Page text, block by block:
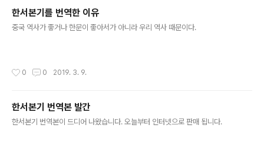
한서본기를 번역한 이유
중국 역사가 좋거나 한문이 좋아서가 아니라 우리 역사 때문이다.
0 0 2019. 3. 9.
한서본기 번역본 발간
한서본기 번역본이 드디어 나왔습니다. 오늘부터 인터넷으로 판매 됩니다.